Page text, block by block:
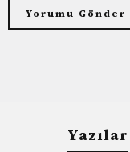
Yazılar